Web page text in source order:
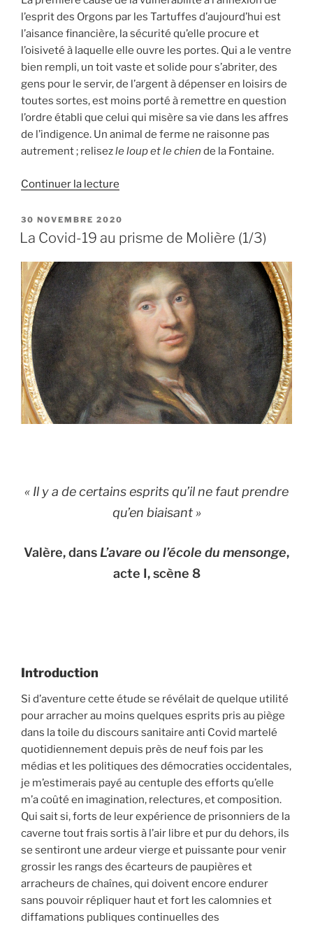
l’esprit des Orgons par les Tartuffes d’aujourd’hui est
l’aisance financière, la sécurité qu’elle procure et
l’oisiveté à laquelle elle ouvre les portes. Qui a le ventre
bien rempli, un toit vaste et solide pour s’abriter, des
gens pour le servir, de l’argent à dépenser en loisirs de
toutes sortes, est moins porté à remettre en question
l’ordre établi que celui qui misère sa vie dans les affres
de l’indigence. Un animal de ferme ne raisonne pas
autrement ; relisezle loup et le chien de la Fontaine.
Continuer la lecture
Covid-
19
prisme
de
Molière
(2/3) »
PUBLIÉ
LE
30 NOVEMBRE 2020
La Covid-19 au prisme de Molière (1/3)
« Il y a de certains esprits qu’il ne faut prendre
qu’en biaisant»
Valère, dansL’avare ou l’école du mensonge,
acte I, scène 8
Introduction
Si d’aventure cette étude se révélait de quelque utilité
pour arracher au moins quelques esprits pris au piège
dans la toile du discours sanitaire anti Covid martelé
quotidiennement depuis près de neuf fois par les
médias et les politiques des démocraties occidentales,
je m’estimerais payé au centuple des efforts qu’elle
m’a coûté en imagination, relectures, et composition.
Qui sait si, forts de leur expérience de prisonniers de la
caverne tout frais sortis à l’air libre et pur du dehors, ils
se sentiront une ardeur vierge et puissante pour venir
grossir les rangs des écarteurs de paupières et
arracheurs de chaînes, qui doivent encore endurer
sans pouvoir répliquer haut et fort les calomnies et
diffamations publiques continuelles des